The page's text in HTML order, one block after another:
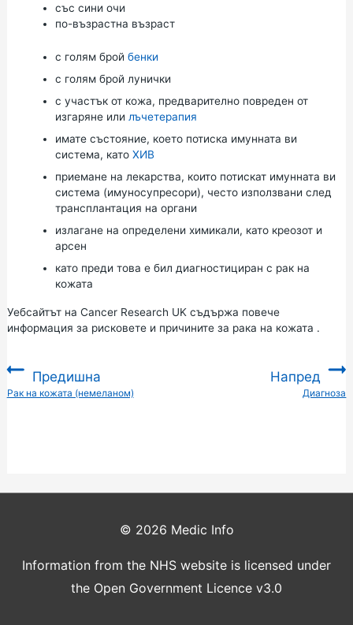
със сини очи
по-възрастна възраст
с голям брой бенки
с голям брой лунички
с участък от кожа, предварително повреден от
изгаряне или лъчетерапия
имате състояние, което потиска имунната ви
система, като ХИВ
приемане на лекарства, които потискат имунната ви
система (имуносупресори), често използвани след
трансплантация на органи
излагане на определени химикали, като креозот и
арсен
като преди това е бил диагностициран с рак на
кожата
Уебсайтът на Cancer Research UK съдържа повече
информация за рисковете и причинитеза рака на кожата .
Предишна
:Рак на кожата (немеланом)
Напред
Диагноза
© 2026 Medic Info
Information from the NHS website is licensed under
the Open Government Licence v3.0